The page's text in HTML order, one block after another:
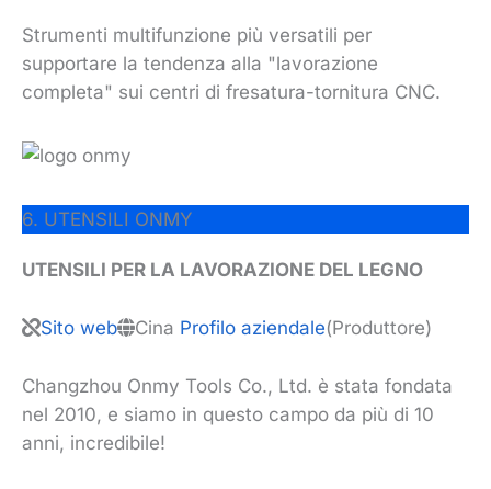
Strumenti multifunzione più versatili per
supportare la tendenza alla "lavorazione
completa" sui centri di fresatura-tornitura CNC.
6. UTENSILI ONMY
UTENSILI PER LA LAVORAZIONE DEL LEGNO
Sito web Cina Profilo aziendale(Produttore)
Changzhou Onmy Tools Co., Ltd. è stata fondata
nel 2010, e siamo in questo campo da più di 10
anni, incredibile!